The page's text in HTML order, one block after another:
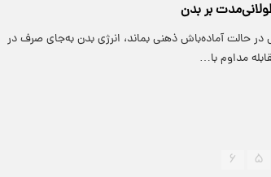
بر بدن
حالت آماده‌باش ذهنی بماند، انرژی بدن به‌جای صرف در
مداوم با…
۵ ۶